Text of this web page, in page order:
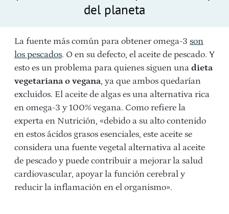
del planeta
La fuente más común para obtener omega-3 son
los pescados. O en su defecto, el aceite de pescado. Y
esto es un problema para quienes siguen una dieta
vegetariana o vegana, ya que ambos quedarían
excluidos. El aceite de algas es una alternativa rica
en omega-3 y 100% vegana. Como refiere la
experta en Nutrición, «debido a su alto contenido
en estos ácidos grasos esenciales, este aceite se
considera una fuente vegetal alternativa al aceite
de pescado y puede contribuir a mejorar la salud
cardiovascular, apoyar la función cerebral y
reducir la inflamación en el organismo».